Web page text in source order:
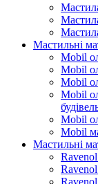
Мастильні
Mobil
Mobil
Mobil
Mobil
Mobil
Mobil
Мастильні
Ravenol